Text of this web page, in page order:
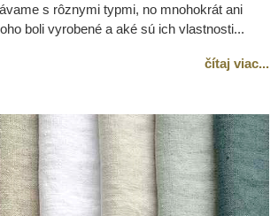
s rôznymi typmi, no mnohokrát ani
boli vyrobené a aké sú ich vlastnosti...
čítaj viac...